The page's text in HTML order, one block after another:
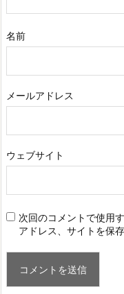
名前
メールアドレス
ウェブサイト
次回のコメントで使用
アドレス、サイトを保存